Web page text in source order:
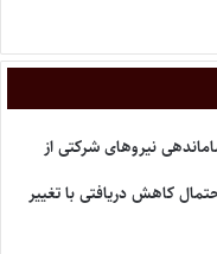
نیروهای شرکتی از
کاهش دریافتی با تغییر